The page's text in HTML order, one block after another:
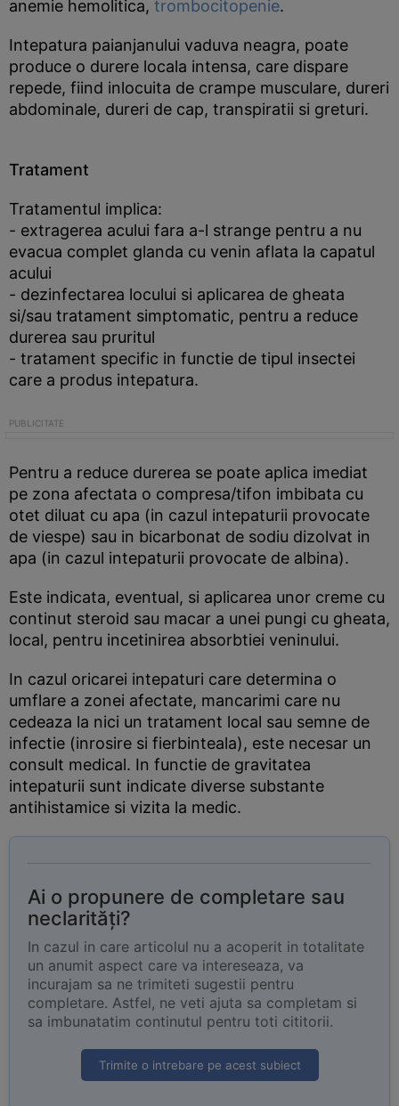
anemie hemolitica, trombocitopenie.
Intepatura paianjanului vaduva neagra, poate
produce o durere locala intensa, care dispare
repede, fiind inlocuita de crampe musculare, dureri
abdominale, dureri de cap, transpiratii si greturi.
Tratament
Tratamentul implica:
- extragerea acului fara a-l strange pentru a nu
evacua complet glanda cu venin aflata la capatul
acului
- dezinfectarea locului si aplicarea de gheata
si/sau tratament simptomatic, pentru a reduce
durerea sau pruritul
- tratament specific in functie de tipul insectei
care a produs intepatura.
Pentru a reduce durerea se poate aplica imediat
pe zona afectata o compresa/tifon imbibata cu
otet diluat cu apa (in cazul intepaturii provocate
de viespe) sau in bicarbonat de sodiu dizolvat in
apa (in cazul intepaturii provocate de albina).
Este indicata, eventual, si aplicarea unor creme cu
continut steroid sau macar a unei pungi cu gheata,
local, pentru incetinirea absorbtiei veninului.
In cazul oricarei intepaturi care determina o
umflare a zonei afectate, mancarimi care nu
cedeaza la nici un tratament local sau semne de
infectie (inrosire si fierbinteala), este necesar un
consult medical. In functie de gravitatea
intepaturii sunt indicate diverse substante
antihistamice si vizita la medic.
Ai o propunere de completare sau
neclarități?
In cazul in care articolul nu a acoperit in totalitate
un anumit aspect care va intereseaza, va
incurajam sa ne trimiteti sugestii pentru
completare. Astfel, ne veti ajuta sa completam si
sa imbunatatim continutul pentru toti cititorii.
Trimite o intrebare pe acest subiect